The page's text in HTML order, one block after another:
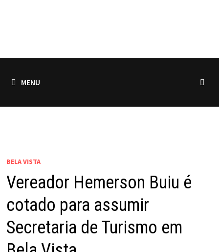
MENU
BELA VISTA
Vereador Hemerson Buiu é
cotado para assumir
Secretaria de Turismo em